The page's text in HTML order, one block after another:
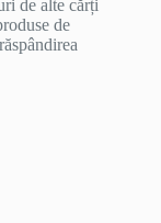
de alte cărți
de